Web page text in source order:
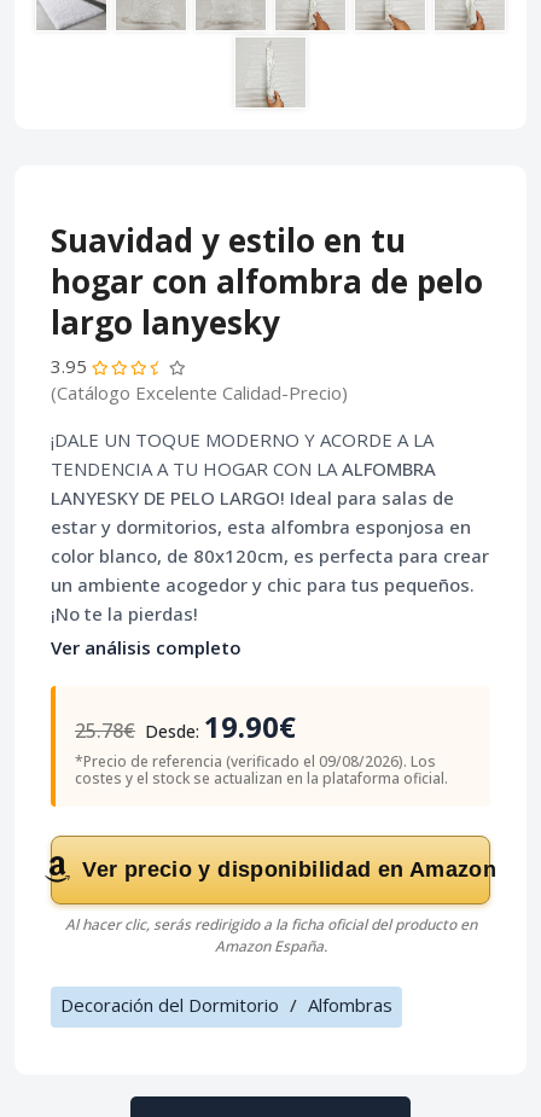
Suavidad y estilo en tu
hogar con alfombra de pelo
largo lanyesky
3.95
(Catálogo Excelente Calidad-Precio)
¡DALE UN TOQUE MODERNO Y ACORDE A LA
TENDENCIA A TU HOGAR CON LAALFOMBRA
LANYESKY DE PELO LARGO! Ideal para salas de
estar y dormitorios, esta alfombra esponjosa en
color blanco, de 80x120cm, es perfecta para crear
un ambiente acogedor y chic para tus pequeños.
¡No te la pierdas!
Ver análisis completo
25.78€ Desde: 19.90€
*Precio de referencia (verificado el 09/08/2026). Los
costes y el stock se actualizan en la plataforma oficial.
Ver precio y disponibilidad en Amazon
Al hacer clic, serás redirigido a la ficha oficial del producto en
Amazon España.
Decoración del Dormitorio / Alfombras